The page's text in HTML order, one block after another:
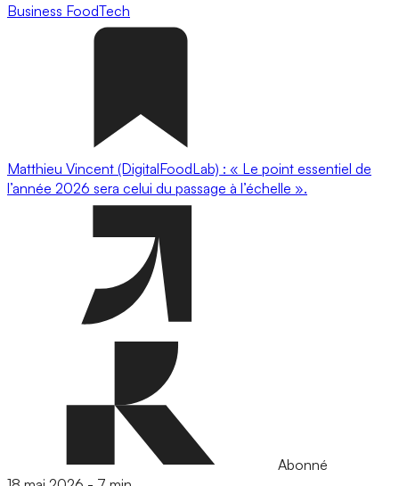
Business FoodTech
Matthieu Vincent (DigitalFoodLab) : « Le point essentiel de
l’année 2026 sera celui du passage à l’échelle ».
Abonné